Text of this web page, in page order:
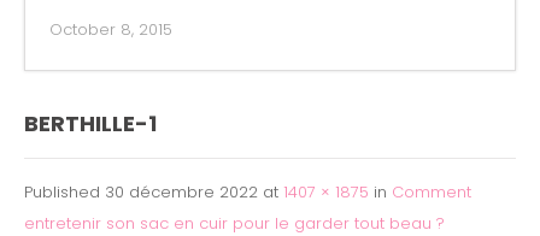
October 8, 2015
BERTHILLE-1
Published 30 décembre 2022 at 1407 × 1875 in Comment
entretenir son sac en cuir pour le garder tout beau ?